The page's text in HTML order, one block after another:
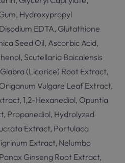
Hydroxypropyl
EDTA, Glutathione
Seed Oil, Ascorbic Acid,
Scutellaria Baicalensis
(Licorice) Root Extract,
Vulgare Leaf Extract,
1,2-Hexanediol, Opuntia
Propanediol, Hydrolyzed
Extract, Portulaca
Extract, Nelumbo
Ginseng Root Extract,